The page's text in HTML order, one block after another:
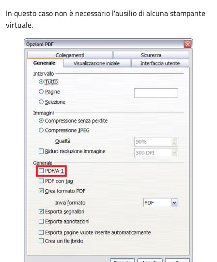
In questo caso non è necessario l'ausilio di alcuna stampante
virtuale.